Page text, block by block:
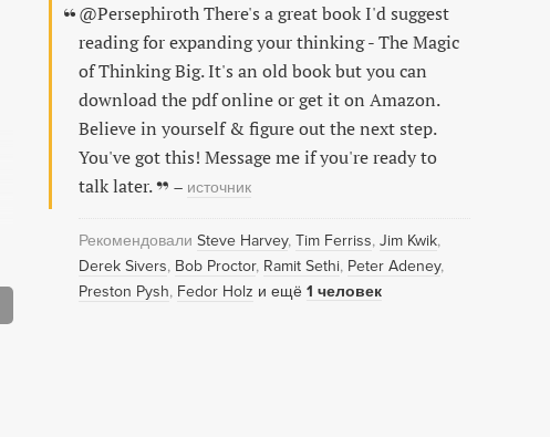
@Persephiroth There's a great book I'd suggest
reading for expanding your thinking - The Magic
of Thinking Big. It's an old book but you can
download the pdf online or get it on Amazon.
Believe in yourself & figure out the next step.
You've got this! Message me if you're ready to
talk later.
– источник
Рекомендовали Steve Harvey Tim Ferriss Jim Kwik
Derek Sivers Bob Proctor Ramit Sethi Peter Adeney
Preston Pysh Fedor Holz и ещё 1 человек